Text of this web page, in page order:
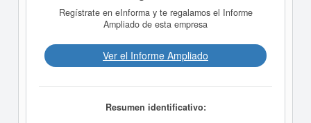
Regístrate en eInforma y te regalamos el Informe
Ampliado de esta empresa
Ver el Informe Ampliado
Resumen identificativo: